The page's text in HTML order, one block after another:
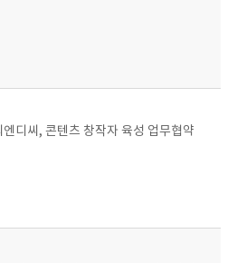
디씨, 콘텐츠 창작자 육성 업무협약